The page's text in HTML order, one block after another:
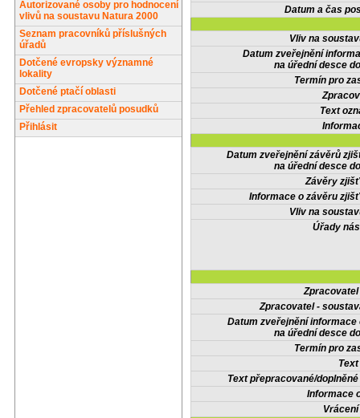
Autorizované osoby pro hodnocení
vlivů na soustavu Natura 2000
Seznam pracovníků příslušných
úřadů
Dotčené evropsky významné
lokality
Dotčené ptačí oblasti
Přehled zpracovatelů posudků
Přihlásit
Datum a čas
Vliv na
Datum zveřejnění
na úřední desce
Termín pro
Text
Datum zveřejnění závěrů
na úřední desce
Závěry
Informace o závěru
Vliv na
Úřady
Zpracovatel -
Datum zveřejnění informace
na úřední desce
Termín pro
Text přepracované/
Informace